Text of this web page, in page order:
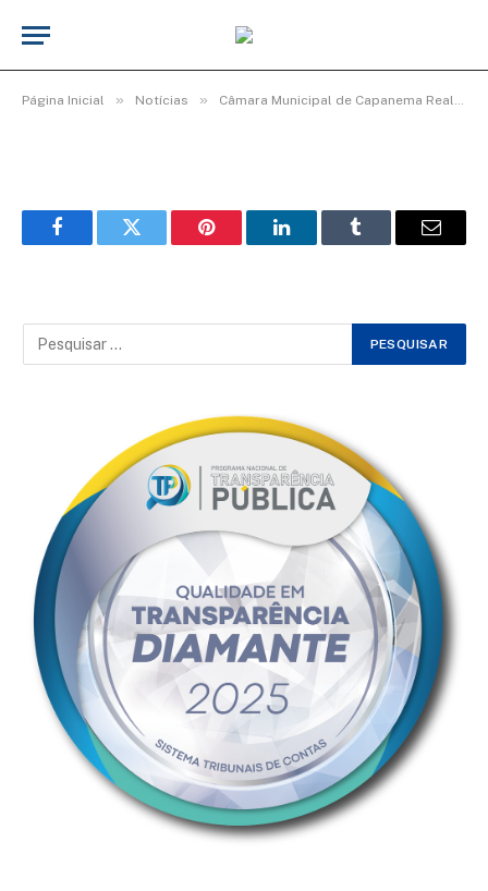
Página Inicial » Notícias » Câmara Municipal de Capanema Realiza Homenagem Especial ao Dia Internacional da Mulher
(1)
FacebookTwitter Pinterest LinkedInTumblr Email